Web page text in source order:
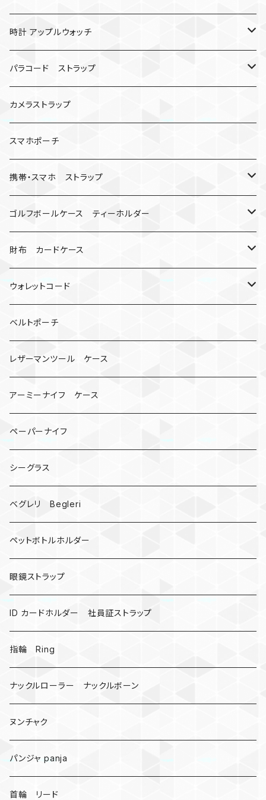
バックル無し
シャックル
数珠
コンパス
ベルトループ
クボタン
キーケース
人形
忍者
ミイラ
キャンプ道具
ナット
レザーマン
マルチツール
オニヤンマ
ビーズ
手裏剣
クロス十字架
ドリームキャッチャー
カウベル 熊鈴
昆虫
ミツバチ
AirTag
戦国武将、侍
悪魔の鍵
爬虫類、蛇
DNA 螺旋
受注作成_名入り、ネーム
楽天ミニ ケース
iPhone
時計 アップルウォッチ
カナビラウォッチ
腕時計
アップルウォッチ
バックル
マッドマックス
パラコード ストラップ
サバイバルツール
カメラストラップ
スマホポーチ
携帯・スマホ ストラップ
ネックストラップ・ショルダーストラップ
ハンドストラップ
リングストラップ
ゴルフボールケース ティーホルダー
ゴルフマーカー
ゴルフボールケース
ティーホルダー
財布 カードケース
コインケース
チューブ
コインケース
紙
カードケース
ウォレットコード
2カラー
ベルトポーチ
レザーマンツール ケース
アーミーナイフ ケース
ペーパーナイフ
シーグラス
ベグレリ Begleri
ペットボトルホルダー
眼鏡ストラップ
ID カードホルダー 社員証ストラップ
指輪 Ring
ナックルローラー ナックルボーン
ヌンチャク
パンジャ panja
首輪 リード